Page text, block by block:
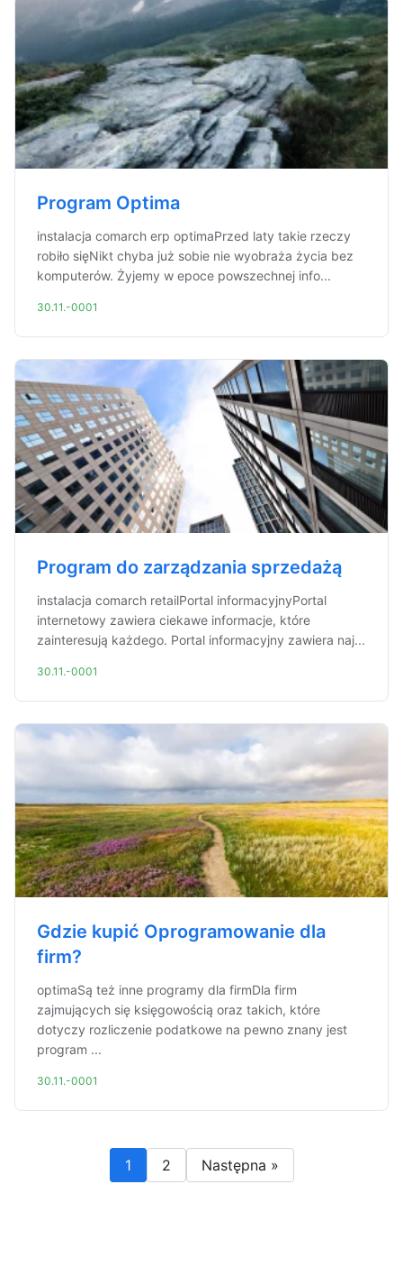
Program Optima
instalacja comarch erp optimaPrzed laty takie rzeczy
robiło sięNikt chyba już sobie nie wyobraża życia bez
komputerów. Żyjemy w epoce powszechnej info...
30.11.-0001
Program do zarządzania sprzedażą
instalacja comarch retailPortal informacyjnyPortal
internetowy zawiera ciekawe informacje, które
zainteresują każdego. Portal informacyjny zawiera naj...
30.11.-0001
Gdzie kupić Oprogramowanie dla
firm?
optimaSą też inne programy dla firmDla firm
zajmujących się księgowością oraz takich, które
dotyczy rozliczenie podatkowe na pewno znany jest
program ...
30.11.-0001
1 2 Następna »